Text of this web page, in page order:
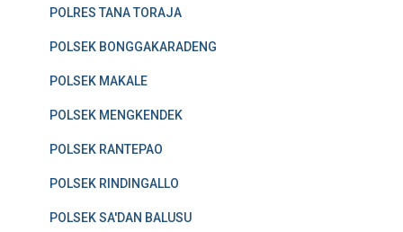
POLRES TANA TORAJA
POLSEK BONGGAKARADENG
POLSEK MAKALE
POLSEK MENGKENDEK
POLSEK RANTEPAO
POLSEK RINDINGALLO
POLSEK SA'DAN BALUSU